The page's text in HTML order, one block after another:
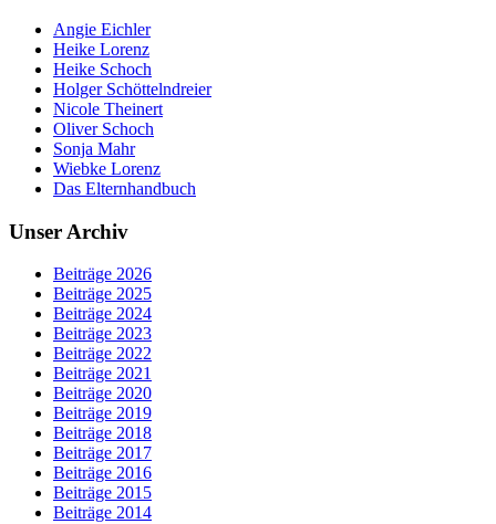
Angie Eichler
Heike Lorenz
Heike Schoch
Holger Schöttelndreier
Nicole Theinert
Oliver Schoch
Sonja Mahr
Wiebke Lorenz
Das Elternhandbuch
Unser Archiv
Beiträge 2026
Beiträge 2025
Beiträge 2024
Beiträge 2023
Beiträge 2022
Beiträge 2021
Beiträge 2020
Beiträge 2019
Beiträge 2018
Beiträge 2017
Beiträge 2016
Beiträge 2015
Beiträge 2014